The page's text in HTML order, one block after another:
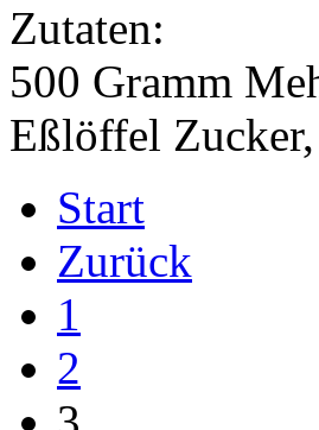
Zutaten:
500 Gramm
Eßlöffel
Start
Zurück
1
2